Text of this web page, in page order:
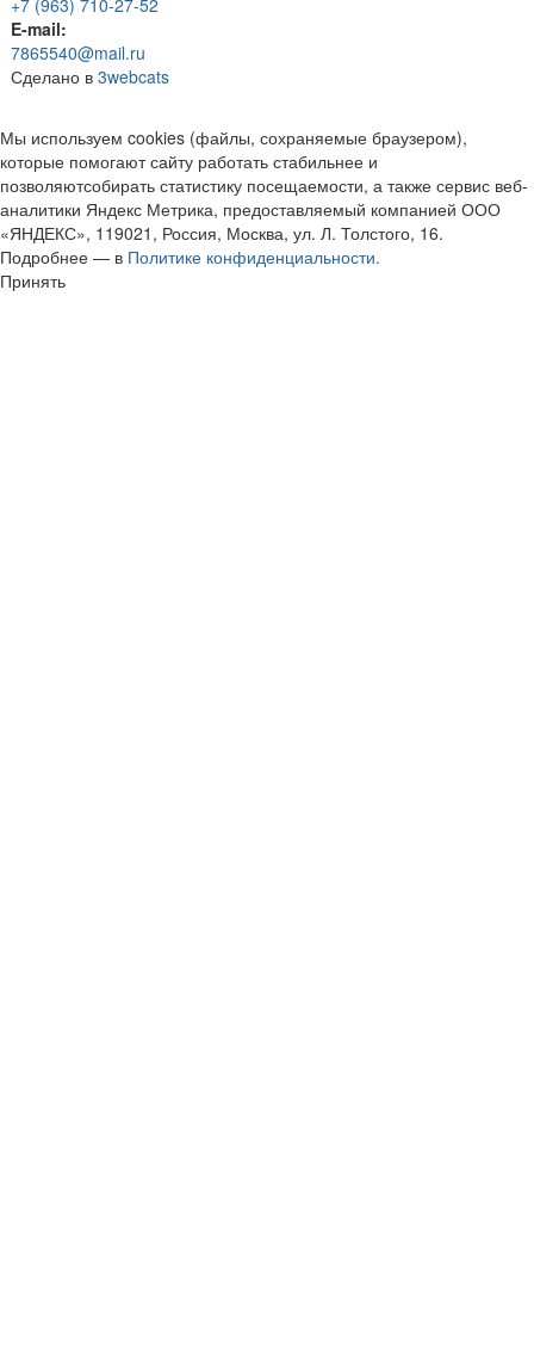
+7 (963) 710-27-52
E-mail:
7865540@mail.ru
Сделано в 3webcats
Мы используем cookies (файлы, сохраняемые браузером),
которые помогают сайту работать стабильнее и
позволяютсобирать статистику посещаемости, а также сервис веб-
аналитики Яндекс Метрика, предоставляемый компанией ООО
«ЯНДЕКС», 119021, Россия, Москва, ул. Л. Толстого, 16.
Подробнее — в Политике конфиденциальности.
Принять